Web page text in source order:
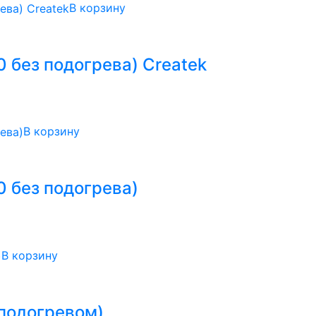
В корзину
подогрева) Createk
В корзину
без подогрева)
В корзину